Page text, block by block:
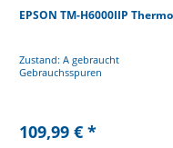
EPSON TM-H6000IIP
Zustand: A gebraucht
Gebrauchsspuren
109,99 € *